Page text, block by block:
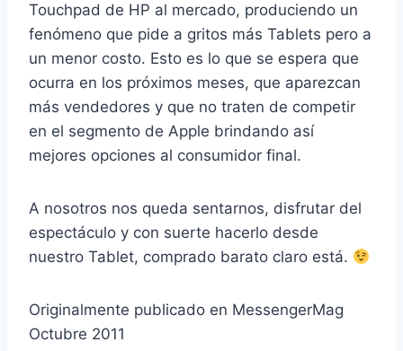
Touchpad de HP al mercado, produciendo un
fenómeno que pide a gritos más Tablets pero a
un menor costo. Esto es lo que se espera que
ocurra en los próximos meses, que aparezcan
más vendedores y que no traten de competir
en el segmento de Apple brindando así
mejores opciones al consumidor final.
A nosotros nos queda sentarnos, disfrutar del
espectáculo y con suerte hacerlo desde
nuestro Tablet, comprado barato claro está.
Originalmente publicado en MessengerMag
Octubre 2011